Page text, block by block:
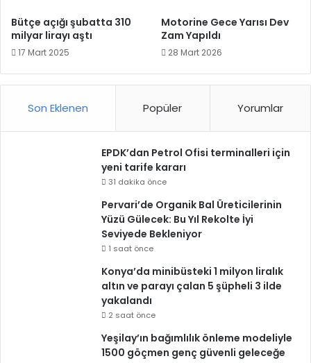
Bütçe açığı şubatta 310
milyar lirayı aştı
17 Mart 2025
Motorine Gece Yarısı Dev
Zam Yapıldı
28 Mart 2026
Son Eklenen Popüler Yorumlar
EPDK’dan Petrol Ofisi terminalleri için
yeni tarife kararı
31 dakika önce
Pervari’de Organik Bal Üreticilerinin
Yüzü Gülecek: Bu Yıl Rekolte İyi
Seviyede Bekleniyor
1 saat önce
Konya’da minibüsteki 1 milyon liralık
altın ve parayı çalan 5 şüpheli 3 ilde
yakalandı
2 saat önce
Yeşilay’ın bağımlılık önleme modeliyle
1500 göçmen genç güvenli geleceğe